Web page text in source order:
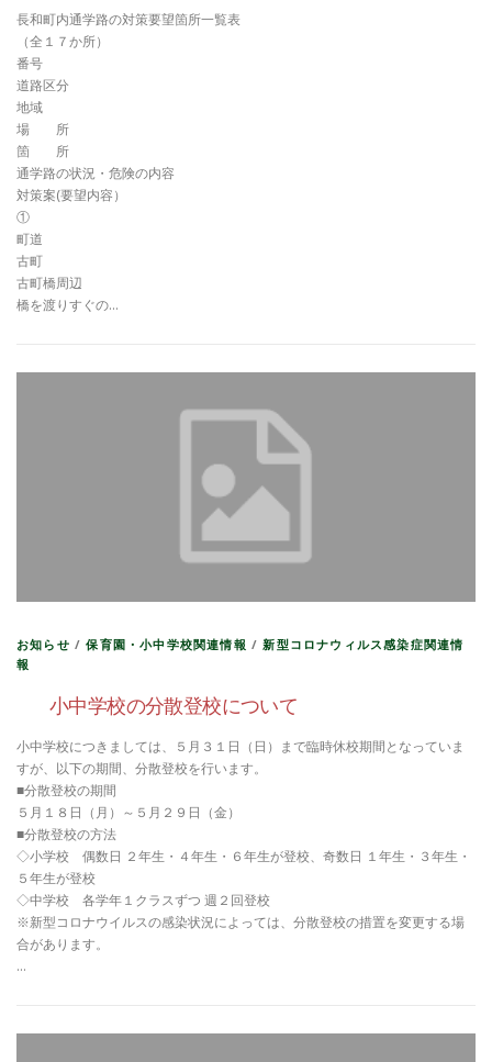
長和町内通学路の対策要望箇所一覧表
（全１７か所）
番号
道路区分
地域
場 所
箇 所
通学路の状況・危険の内容
対策案(要望内容）
①
町道
古町
古町橋周辺
橋を渡りすぐの…
お知らせ /保育園・小中学校関連情報 /新型コロナウィルス感染症関連情
報
小中学校の分散登校について
小中学校につきましては、５月３１日（日）まで臨時休校期間となっていま
すが、以下の期間、分散登校を行います。
■分散登校の期間
５月１８日（月）～５月２９日（金）
■分散登校の方法
◇小学校 偶数日 ２年生・４年生・６年生が登校、奇数日 １年生・３年生・
５年生が登校
◇中学校 各学年１クラスずつ 週２回登校
※新型コロナウイルスの感染状況によっては、分散登校の措置を変更する場
合があります。
…